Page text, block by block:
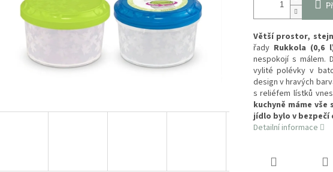
Větší prostor,
řady Rukkola (0,6
nespokojí s málem.
vylité polévky v
design v hravých
s reliéfem lístků
kuchyně máme
jídlo bylo v bezpečí
Detailní informace